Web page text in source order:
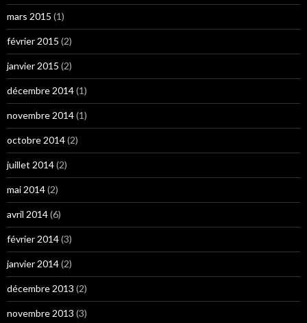
mars 2015 (1)
février 2015 (2)
janvier 2015 (2)
décembre 2014(1)
novembre 2014(1)
octobre 2014(2)
juillet 2014(2)
mai 2014(2)
avril 2014(6)
février 2014(3)
janvier 2014(2)
décembre 2013 (2)
novembre 2013 (3)